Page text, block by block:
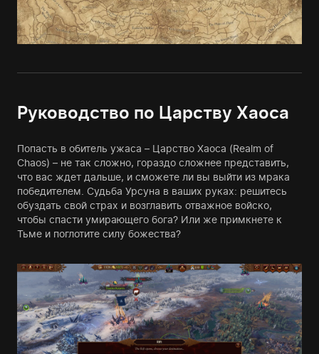
Руководство по Царству Хаоса
Попасть в обитель ужаса – Царство Хаоса (Realm of
Chaos) – не так сложно, гораздо сложнее представить,
что вас ждет дальше, и сможете ли вы выйти из мрака
победителем. Судьба Урсуна в ваших руках: решитесь
обуздать свой страх и возглавить отважное войско,
чтобы спасти умирающего бога? Или же примкнете к
Тьме и поглотите силу божества?